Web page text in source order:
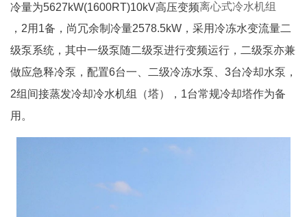
冷量为5627kW(1600RT)10kV高压变频离心式冷水机组
，2用1备，尚冗余制冷量2578.5kW，采用冷冻水变流量二
级泵系统，其中一级泵随二级泵进行变频运行，二级泵亦兼
做应急释冷泵，配置6台一、二级冷冻水泵、3台冷却水泵，
2组间接蒸发冷却冷水机组（塔），1台常规冷却塔作为备
用。